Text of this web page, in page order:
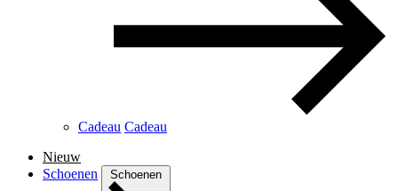
Cadeau Cadeau
Nieuw
Schoenen
Schoenen